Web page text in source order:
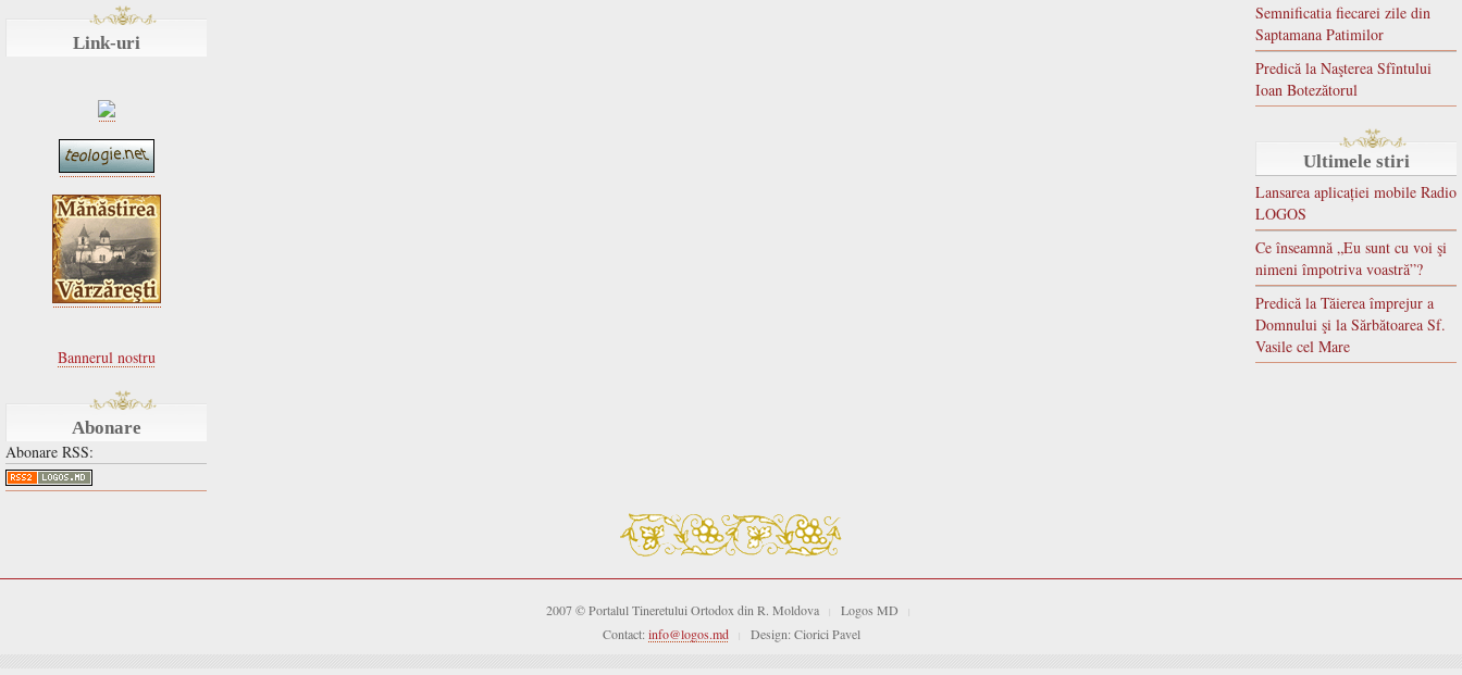
Link-uri
Bannerul nostru
Abonare
Abonare RSS:
Semnificatia fiecarei zile din
Saptamana Patimilor
Predică la Naşterea Sfîntului
Ioan Botezătorul
Ultimele stiri
Lansarea aplicației mobile Radio
LOGOS
Ce înseamnă „Eu sunt cu voi şi
nimeni împotriva voastră”?
Predică la Tăierea împrejur a
Domnului şi la Sărbătoarea Sf.
Vasile cel Mare
2007 © Portalul Tineretului Ortodox din R. Moldova Logos MD
Contact: info@logos.md Design: Ciorici Pavel